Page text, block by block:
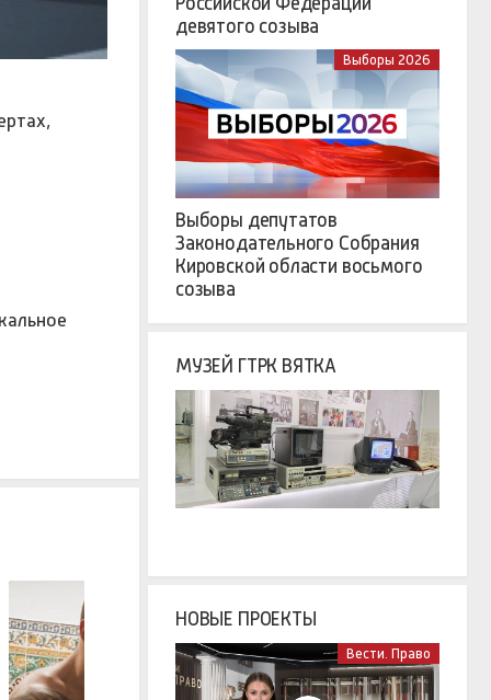
девятого созыва
Выборы 2026
Выборы депутатов
Законодательного Собрания
Кировской области восьмого
созыва
МУЗЕЙ ГТРК ВЯТКА
НОВЫЕ ПРОЕКТЫ
Вести. Право